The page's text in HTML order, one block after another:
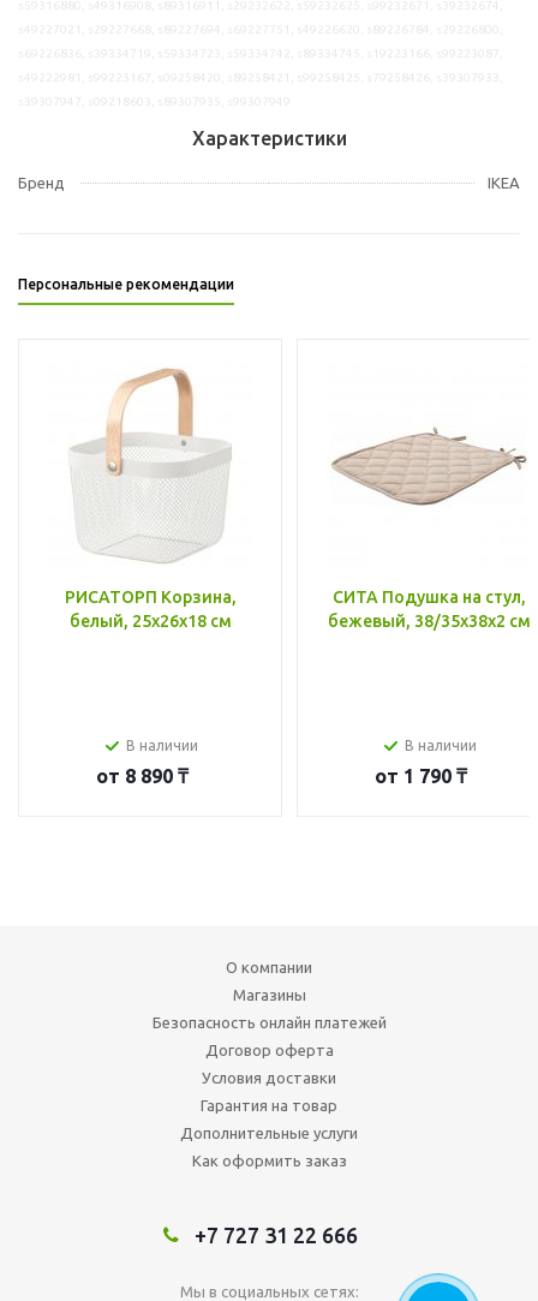
Характеристики
Бренд IKEA
Персональные рекомендации
РИСАТОРП Корзина,
белый, 25x26x18 см
В наличии
от 8 890 ₸
СИТА Подушка на стул,
бежевый, 38/35x38x2 см
В наличии
от 1 790 ₸
О компании
Магазины
Безопасность онлайн платежей
Договор оферта
Условия доставки
Гарантия на товар
Дополнительные услуги
Как оформить заказ
+7 727 31 22 666
Мы в социальных сетях: